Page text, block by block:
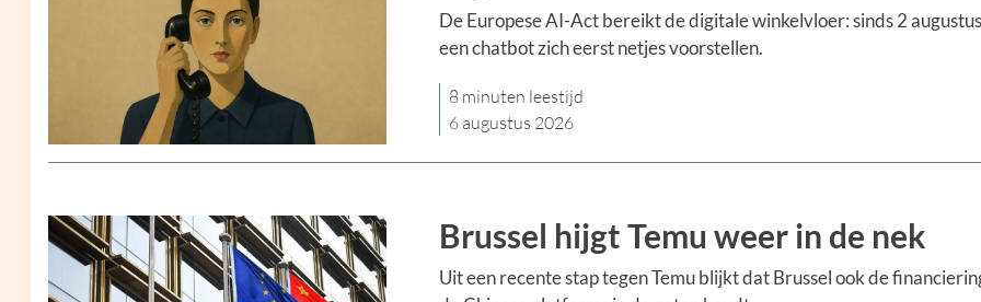
De Europese AI-Act bereikt de digitale winkelvloer: sinds 2
een chatbot zich eerst netjes voorstellen.
8 minuten leestijd
6 augustus 2026
Brussel hijgt Temu weer in de nek
Uit een recente stap tegen Temu blijkt dat Brussel ook de